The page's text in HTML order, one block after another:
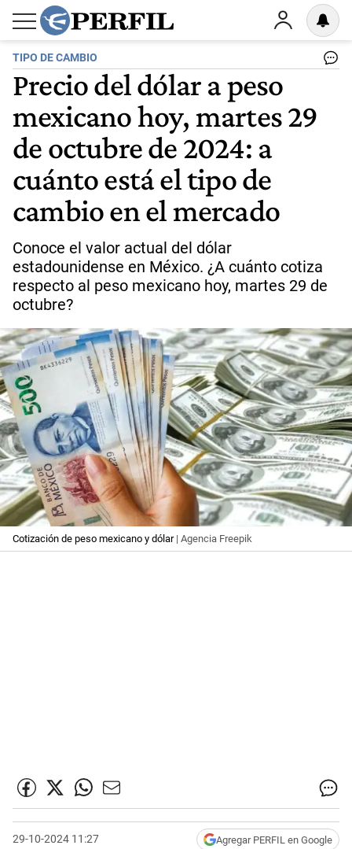
TIPO DE CAMBIO
Precio del dólar a peso
mexicano hoy, martes 29
de octubre de 2024: a
cuánto está el tipo de
cambio en el mercado
Conoce el valor actual del dólar
estadounidense en México. ¿A cuánto cotiza
respecto al peso mexicano hoy, martes 29 de
octubre?
Cotización de peso mexicano y dólar| Agencia Freepik
29-10-2024 11:27 Agregar PERFIL en Google